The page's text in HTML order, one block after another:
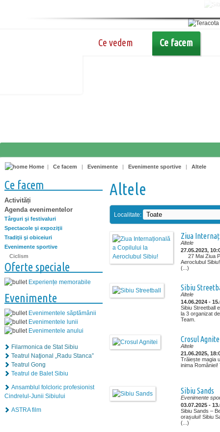
Ce vedem Ce facem
Home | Ce facem | Evenimente | Evenimente sportive | Altele
Ce facem
Activități
Agenda evenimentelor
Târguri şi festivaluri
Spectacole şi expoziţii
Tradiţii şi obiceiuri
Evenimente sportive
Ciclism
Oferte speciale
Experiențe memorabile
Evenimente
Evenimentele săptămânii
Evenimentele lunii
Evenimentele anului
Filarmonica de Stat Sibiu
Teatrul Naţional „Radu Stanca”
Teatrul Gong
Teatrul de Balet Sibiu
Ansamblul folcloric profesionist
Cindrelul-Junii Sibiului
ASTRA film
Altele
Localitate:
Ziua
Altele
27.05.2023,
27 Mai Ziua
Aeroclubul
(...)
Sibiu
Altele
14.06.2024 -
Sibiu Streetball
la 3 organizat
Team.
Crosul
Altele
21.06.2025,
Trăiește magia
inima
Sibiu Sands
Evenimente
03.07.2025 -
Sibiu Sands –
orașului! Sibiu
(...)